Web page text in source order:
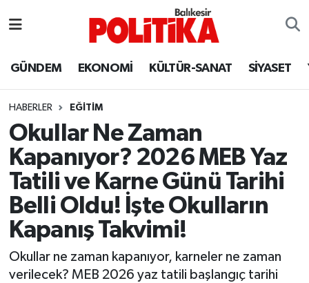
GÜNDEM EKONOMİ KÜLTÜR-SANAT SİYASET
HABERLER EĞİTİM
Okullar Ne Zaman
Kapanıyor? 2026 MEB Yaz
Tatili ve Karne Günü Tarihi
Belli Oldu! İşte Okulların
Kapanış Takvimi!
Okullar ne zaman kapanıyor, karneler ne zaman
verilecek? MEB 2026 yaz tatili başlangıç tarihi
Ayvalık
Balya
Bandırma
Bigadiç
BİYOGRAFİLER
Burhaniye
Balıkesir Hava Durumu
Balıkesir Namaz Vakitleri
Balıkesir Trafik Yoğunluk Haritası
Süper Lig Puan Durumu ve Fikstür
Tüm Manşetler
Son Dakika Haberleri